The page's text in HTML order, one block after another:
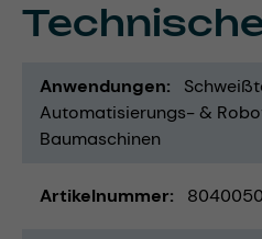
Anwendungen
Automatisierungs- &
Baumaschinen
Artikelnummer